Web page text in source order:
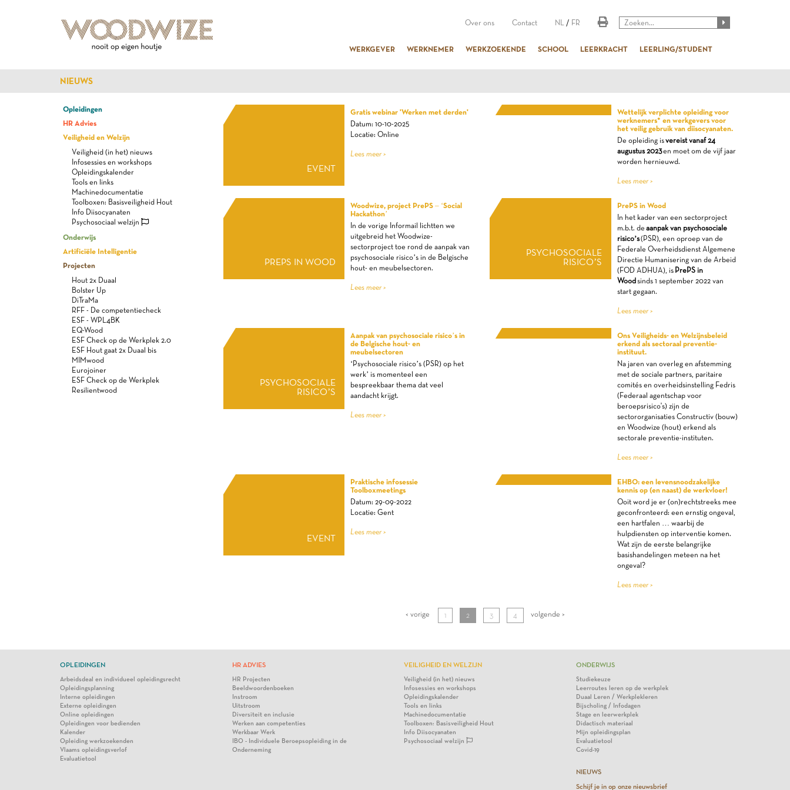
Over ons Contact NL / FR
WERKGEVER WERKNEMER WERKZOEKENDE SCHOOL LEERKRACHT LEERLING/STUDENT
NIEUWS
Opleidingen
HR Advies
Veiligheid en Welzijn
Veiligheid (in het) nieuws
Infosessies en workshops
Opleidingskalender
Tools en links
Machinedocumentatie
Toolboxen: Basisveiligheid Hout
Info Diisocyanaten
Psychosociaal welzijn
Onderwijs
Artificiële Intelligentie
Projecten
Hout 2x Duaal
Bolster Up
DiTraMa
RFF - De competentiecheck
ESF - WPL4BK
EQ-Wood
ESF Check op de Werkplek 2.0
ESF Hout gaat 2x Duaal bis
MIMwood
Eurojoiner
ESF Check op de Werkplek
Resilientwood
EVENT
Gratis webinar 'Werken met derden'
Datum: 10-10-2025
Locatie: Online
Lees meer >
Wettelijk verplichte opleiding voor
werknemers* en werkgevers voor
het veilig gebruik van diisocyanaten.
De opleiding isvereist vanaf 24
augustus 2023en moet om de vijf jaar
worden hernieuwd.
Lees meer >
PREPS IN WOOD
Woodwize, project PrePS – ‘Social
Hackathon’
In de vorige Informail lichtten we
uitgebreid het Woodwize-
sectorproject toe rond de aanpak van
psychosociale risico’s in de Belgische
hout- en meubelsectoren.
Lees meer >
PSYCHOSOCIALE
RISICO’S
PrePS in Wood
In het kader van een sectorproject
m.b.t. de aanpak van psychosociale
risico’s(PSR), een oproep van de
Federale Overheidsdienst Algemene
Directie Humanisering van de Arbeid
(FOD ADHUA), is PrePS in
Wood sinds 1 september 2022 van
start gegaan.
Lees meer >
PSYCHOSOCIALE
RISICO’S
Aanpak van psychosociale risico’s in
de Belgische hout- en
meubelsectoren
‘Psychosociale risico’s (PSR) op het
werk’ is momenteel een
bespreekbaar thema dat veel
aandacht krijgt.
Lees meer >
Ons Veiligheids- en Welzijnsbeleid
erkend als sectoraal preventie-
instituut.
Na jaren van overleg en afstemming
met de sociale partners, paritaire
comités en overheidsinstelling Fedris
(Federaal agentschap voor
beroepsrisico's) zijn de
sectororganisaties Constructiv (bouw)
en Woodwize (hout) erkend als
sectorale preventie-instituten.
Lees meer >
EVENT
Praktische infosessie
Toolboxmeetings
Datum: 29-09-2022
Locatie: Gent
Lees meer >
EHBO: een levensnoodzakelijke
kennis op (en naast) de werkvloer!
Ooit word je er (on)rechtstreeks mee
geconfronteerd: een ernstig ongeval,
een hartfalen … waarbij de
hulpdiensten op interventie komen.
Wat zijn de eerste belangrijke
basishandelingen meteen na het
ongeval?
Lees meer >
1 2 3 4
< vorige volgende >
OPLEIDINGEN
Arbeidsdeal en individueel opleidingsrecht
Opleidingsplanning
Interne opleidingen
Externe opleidingen
Online opleidingen
Opleidingen voor bedienden
Kalender
Opleiding werkzoekenden
Vlaams opleidingsverlof
Evaluatietool
HR ADVIES
HR Projecten
Beeldwoordenboeken
Instroom
Uitstroom
Diversiteit en inclusie
Werken aan competenties
Werkbaar Werk
IBO - Individuele Beroepsopleiding in de
Onderneming
VEILIGHEID EN WELZIJN
Veiligheid (in het) nieuws
Infosessies en workshops
Opleidingskalender
Tools en links
Machinedocumentatie
Toolboxen: Basisveiligheid Hout
Info Diisocyanaten
Psychosociaal welzijn
ONDERWIJS
Studiekeuze
Leerroutes leren op de werkplek
Duaal Leren / Werkplekleren
Bijscholing / Infodagen
Stage en leerwerkplek
Didactisch materiaal
Mijn opleidingsplan
Evaluatietool
Covid-19
NIEUWS
Schijf je in op onze nieuwsbrief